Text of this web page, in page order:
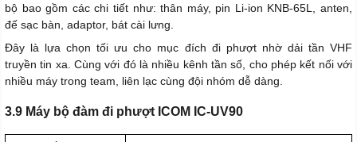
bộ bao gồm các chi tiết như: thân máy, pin Li-ion KNB-65L, anten,
đế sạc bàn, adaptor, bát cài lưng.
Đây là lựa chọn tối ưu cho mục đích đi phượt nhờ dải tần VHF
truyền tin xa. Cùng với đó là nhiều kênh tần số, cho phép kết nối với
nhiều máy trong team, liên lạc cùng đội nhóm dễ dàng.
3.9 Máy bộ đàm đi phượt ICOM IC-UV90